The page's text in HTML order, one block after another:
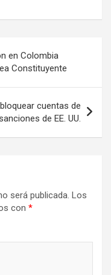
en Colombia
Constituyente
cuentas de
de EE. UU.
será publicada. Los
con *